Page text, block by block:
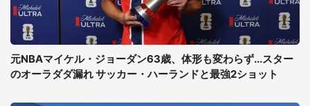
元NBAマイケル・ジョーダン63歳、体形も変わらず...スター
のオーラダダ漏れ サッカー・ハーランドと最強2ショット